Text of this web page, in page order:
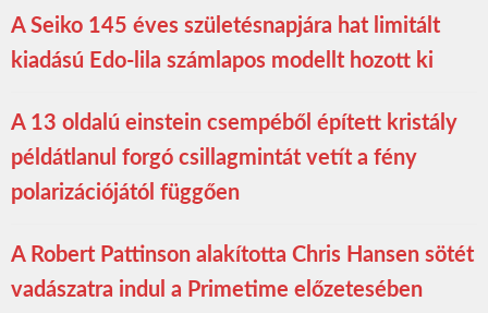
A Seiko 145 éves születésnapjára hat limitált
kiadású Edo-lila számlapos modellt hozott ki
A 13 oldalú einstein csempéből épített kristály
példátlanul forgó csillagmintát vetít a fény
polarizációjától függően
A Robert Pattinson alakította Chris Hansen sötét
vadászatra indul a Primetime előzetesében